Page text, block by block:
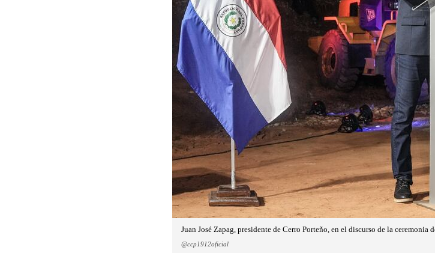
Juan José Zapag, presidente de Cerro Porteño, en el discurso de la
@ccp1912oficial